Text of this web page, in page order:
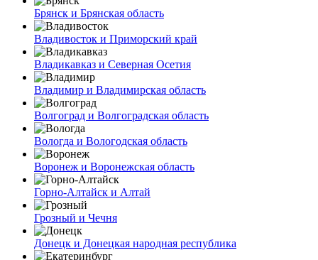
Брянск и Брянская область
Владивосток и Приморский край
Владикавказ и Северная Осетия
Владимир и Владимирская область
Волгоград и Волгоградская область
Вологда и Вологодская область
Воронеж и Воронежская область
Горно-Алтайск и Алтай
Грозный и Чечня
Донецк и Донецкая народная республика